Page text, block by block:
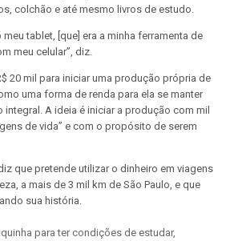
colchão e até mesmo livros de estudo.
tablet, [que] era a minha ferramenta de
meu celular”, diz.
20 mil para iniciar uma produção própria de
uma forma de renda para ela se manter
A ideia é iniciar a produção com mil
de vida” e com o propósito de serem
que pretende utilizar o dinheiro em viagens
a mais de 3 mil km de São Paulo, e que
sua história.
para ter condições de estudar,